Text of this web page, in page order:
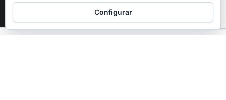
WordPress |Tema:
Configurar